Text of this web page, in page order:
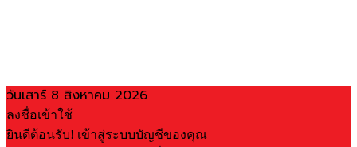
วันเสาร์ 8 สิงหาคม 2026
ลงชื่อเข้าใช้
ยินดีต้อนรับ! เข้าสู่ระบบบัญชีของคุณ